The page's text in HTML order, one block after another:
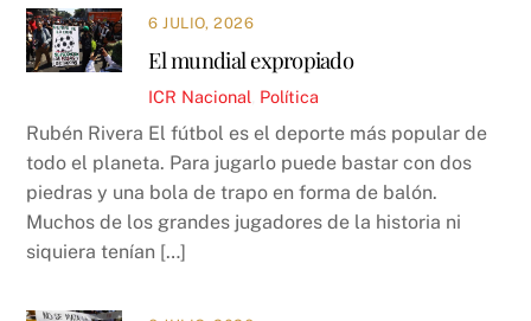
6 JULIO, 2026
El mundial expropiado
ICR Nacional Política
Rubén Rivera El fútbol es el deporte más popular de
todo el planeta. Para jugarlo puede bastar con dos
piedras y una bola de trapo en forma de balón.
Muchos de los grandes jugadores de la historia ni
siquiera tenían […]